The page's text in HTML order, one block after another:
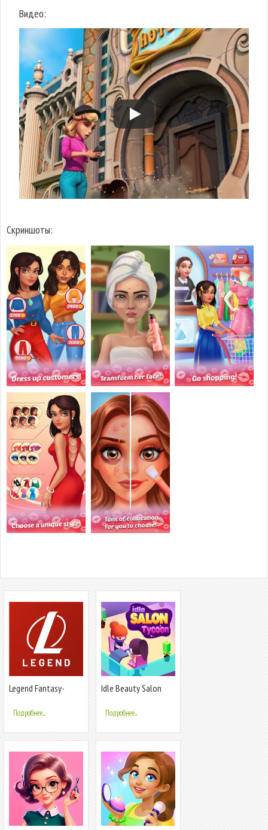
Видео:
Скриншоты:
Legend Fantasy-
Подробнее...
Idle Beauty Salon
Подробнее...